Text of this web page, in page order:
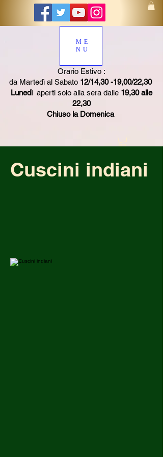
ME
NU
Orario Estivo :
da Martedì al Sabato 12/14,30 -19,00/22,30
Lunedì aperti solo alla sera dalle 19,30 alle
22,30
Chiuso la Domenica
Cuscini indiani